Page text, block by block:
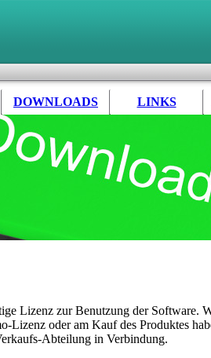
DOWNLOADS LINKS
Lizenz zur Benutzung der Software.
Lizenz oder am Kauf des Produktes
Abteilung in Verbindung.